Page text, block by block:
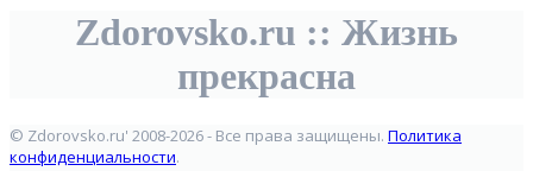
Zdorovsko.ru :: Жизнь
прекрасна
© Zdorovsko.ru' 2008-2026 - Все права защищены. Политика
конфиденциальности.